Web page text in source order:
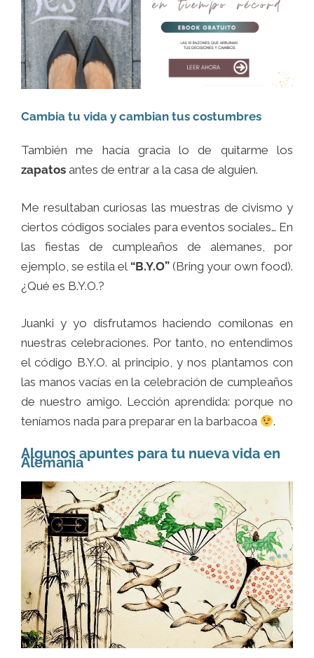
Cambia tu vida y cambian tus costumbres
También me hacía gracia lo de quitarme los
zapatos antes de entrar a la casa de alguien.
Me resultaban curiosas las muestras de civismo y
ciertos códigos sociales para eventos sociales… En
las fiestas de cumpleaños de alemanes, por
ejemplo, se estila el “B.Y.O”(Bring your own food).
¿Qué es B.Y.O.?
Juanki y yo disfrutamos haciendo comilonas en
nuestras celebraciones. Por tanto, no entendimos
el código B.Y.O. al principio, y nos plantamos con
las manos vacías en la celebración de cumpleaños
de nuestro amigo. Lección aprendida: porque no
teníamos nada para preparar en la barbacoa
.
Algunos apuntes para tu nueva vida en
Alemania